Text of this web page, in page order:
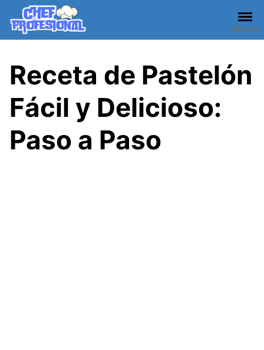
content
Menu
Receta de Pastelón
Fácil y Delicioso:
Paso a Paso